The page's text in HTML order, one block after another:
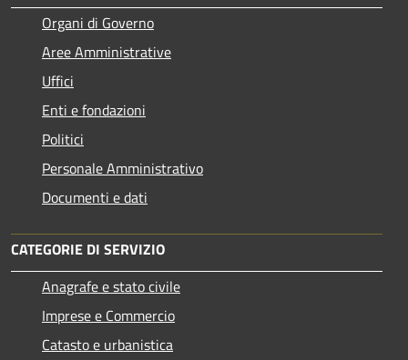
Organi di Governo
Aree Amministrative
Uffici
Enti e fondazioni
Politici
Personale Amministrativo
Documenti e dati
CATEGORIE DI SERVIZIO
Anagrafe e stato civile
Imprese e Commercio
Catasto e urbanistica